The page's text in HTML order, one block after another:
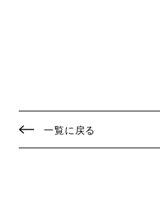
一覧に戻る